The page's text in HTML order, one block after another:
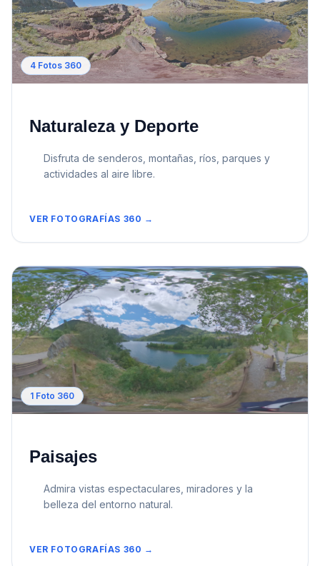
4 Fotos 360
Naturaleza y Deporte
Disfruta de senderos, montañas, ríos, parques y
actividades al aire libre.
VER FOTOGRAFÍAS 360 →
1 Foto 360
Paisajes
Admira vistas espectaculares, miradores y la
belleza del entorno natural.
VER FOTOGRAFÍAS 360 →